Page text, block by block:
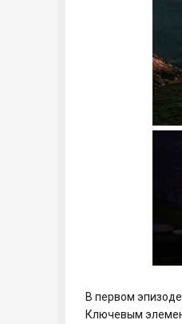
В первом
Ключевым